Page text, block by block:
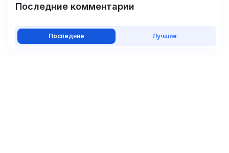
Последние комментарии
Последние Лучшие